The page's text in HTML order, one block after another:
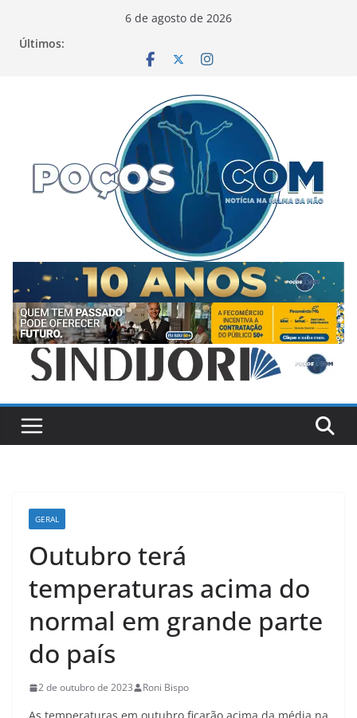
6 de agosto de 2026
Últimos:
GERAL
Outubro terá
temperaturas acima do
normal em grande parte
do país
2 de outubro de 2023 Roni Bispo